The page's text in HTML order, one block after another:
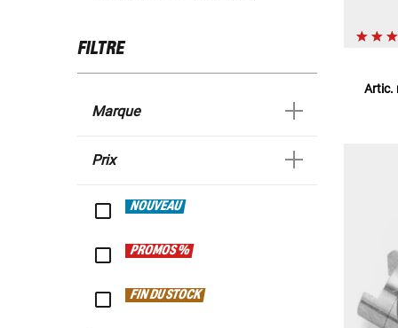
FILTRE
Marque
Prix
NOUVEAU
PROMOS %
FIN DU STOCK
Artic.